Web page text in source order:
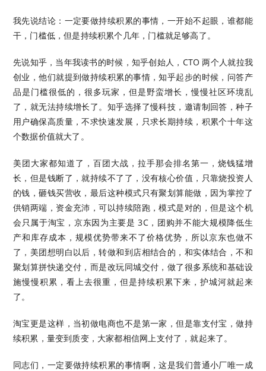
我先说结论：一定要做持续积累的事情，一开始不起眼，谁都能
干，门槛低，但是持续积累个几年，门槛就足够高了。
先说知乎，当年我读书的时候，知乎创始人，CTO 两个人就拉我
创业，他们就提到做持续积累的事情，知乎起步的时候，问答产
品是门槛很低的，很多玩家，但是野蛮增长，慢慢社区环境乱
了，就无法持续增长了。知乎选择了慢科技，邀请制回答，种子
用户确保高质量，不求快速发展，只求长期持续，积累个十年这
个数据价值就大了。
美团大家都知道了，百团大战，拉手那会排名第一，烧钱猛增
长，但是钱断了，就持续不了了，没有核心价值，只靠烧投资人
的钱，砸钱买营收，最后这种模式只有聚划算能做，因为掌控了
供销两端，资金充沛，可以持续陪跑，模式是对的，但是这个机
会只属于淘宝，京东因为主要是 3C，团购并不能大规模降低生
产和库存成本，规模优势带来不了价格优势，所以京东也做不
了，美团想明白以后，转做和到店相结合的，和实体结合，不和
聚划算拼快递交付，而是改玩同城交付，做了很多系统和基础设
施慢慢积累，看上去很重，但是持续积累下来，护城河就起来
了。
淘宝更是这样，当初做电商也不是第一家，但是靠支付宝，做持
续积累，量变到质变，大家都相信网上支付了，就起来了。
同志们，一定要做持续积累的事情啊，这是我们普通小厂唯一成